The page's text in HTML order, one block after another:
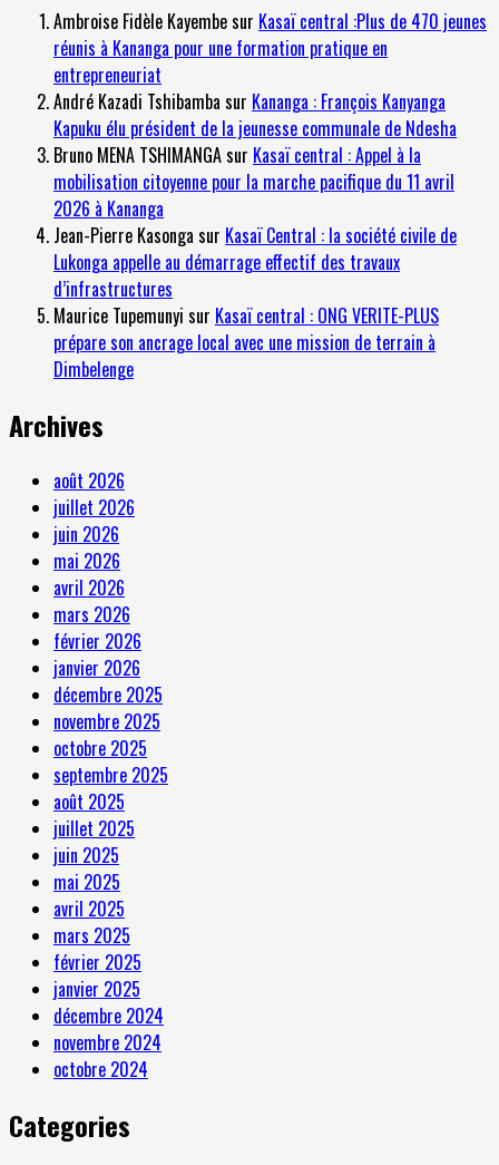
Ambroise Fidèle Kayembesur Kasaï central :Plus de 470 jeunes
réunis à Kananga pour une formation pratique en
entrepreneuriat
André Kazadi Tshibamba sur Kananga : François Kanyanga
Kapuku élu président de la jeunesse communale de Ndesha
Bruno MENA TSHIMANGAsur Kasaï central : Appel à la
mobilisation citoyenne pour la marche pacifique du 11 avril
2026 à Kananga
Jean-Pierre Kasonga sur Kasaï Central : la société civile de
Lukonga appelle au démarrage effectif des travaux
d’infrastructures
Maurice Tupemunyi sur Kasaï central : ONG VERITE-PLUS
prépare son ancrage local avec une mission de terrain à
Dimbelenge
Archives
août 2026
juillet 2026
juin 2026
mai 2026
avril 2026
mars 2026
février 2026
janvier 2026
décembre 2025
novembre 2025
octobre 2025
septembre 2025
août 2025
juillet 2025
juin 2025
mai 2025
avril 2025
mars 2025
février 2025
janvier 2025
décembre 2024
novembre 2024
octobre 2024
Categories